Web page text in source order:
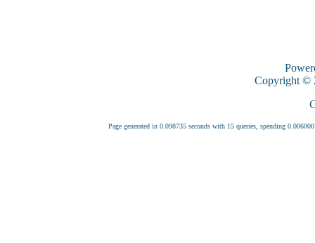
Copyright ©
Page generated in 0.098735 seconds with 15 queries, spending